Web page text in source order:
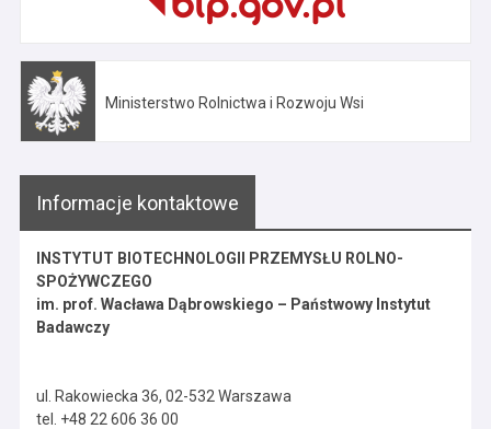
Ministerstwo Rolnictwa i Rozwoju Wsi
Informacje kontaktowe
INSTYTUT BIOTECHNOLOGII PRZEMYSŁU ROLNO-
SPOŻYWCZEGO
im. prof. Wacława Dąbrowskiego – Państwowy Instytut
Badawczy
ul. Rakowiecka 36, 02-532 Warszawa
tel. +48 22 606 36 00